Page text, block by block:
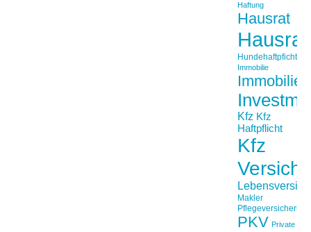
Haftung
Hausrat
Hundehaftpficht
Immobilie
Kfz Kfz
Haftpflicht
Kfz
Makler
Pflegeversicherung
PKV Private